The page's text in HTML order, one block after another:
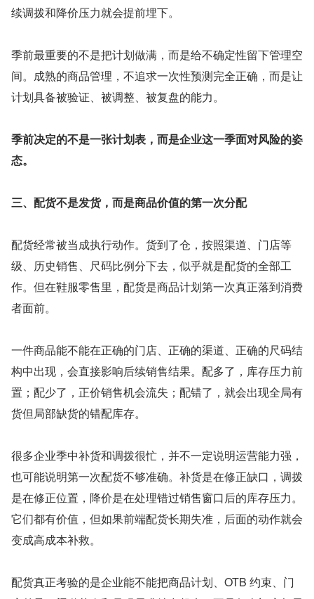
续调拨和降价压力就会提前埋下。
季前最重要的不是把计划做满，而是给不确定性留下管理空
间。成熟的商品管理，不追求一次性预测完全正确，而是让
计划具备被验证、被调整、被复盘的能力。
季前决定的不是一张计划表，而是企业这一季面对风险的姿
态。
三、配货不是发货，而是商品价值的第一次分配
配货经常被当成执行动作。货到了仓，按照渠道、门店等
级、历史销售、尺码比例分下去，似乎就是配货的全部工
作。但在鞋服零售里，配货是商品计划第一次真正落到消费
者面前。
一件商品能不能在正确的门店、正确的渠道、正确的尺码结
构中出现，会直接影响后续销售结果。配多了，库存压力前
置；配少了，正价销售机会流失；配错了，就会出现全局有
货但局部缺货的错配库存。
很多企业季中补货和调拨很忙，并不一定说明运营能力强，
也可能说明第一次配货不够准确。补货是在修正缺口，调拨
是在修正位置，降价是在处理错过销售窗口后的库存压力。
它们都有价值，但如果前端配货长期失准，后面的动作就会
变成高成本补救。
配货真正考验的是企业能不能把商品计划、OTB 约束、门